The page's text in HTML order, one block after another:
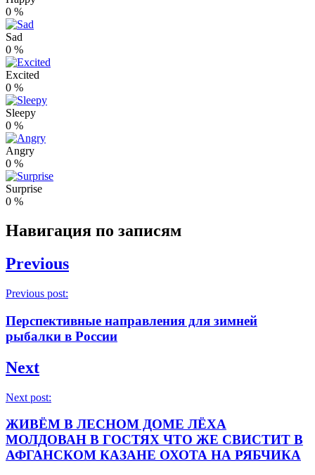
0 %
Sad
0 %
Excited
0 %
Sleepy
0 %
Angry
0 %
Surprise
0 %
Навигация по записям
Previous
Previous post:
Перспективные направления для зимней
рыбалки в России
Next
Next post:
ЖИВËМ В ЛЕСНОМ ДОМЕ ЛËХА
МОЛДОВАН В ГОСТЯХ ЧТО ЖЕ СВИСТИТ В
АФГАНСКОМ КАЗАНЕ ОХОТА НА РЯБЧИКА